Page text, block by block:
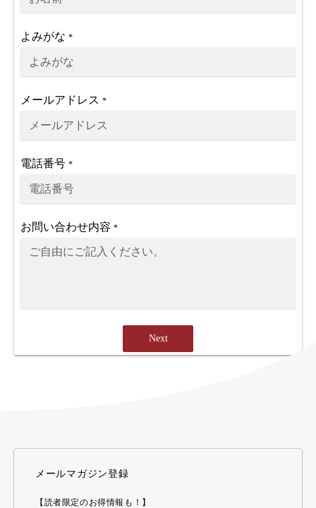
よみがな *
メールアドレス *
電話番号 *
お問い合わせ内容 *
Next
メールマガジン登録
【読者限定のお得情報も！】